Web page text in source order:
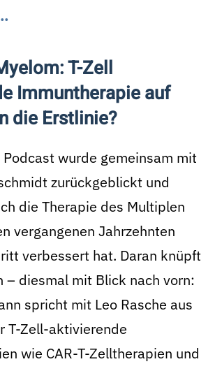
..
T-Zell
Immuntherapie auf
die Erstlinie?
wurde gemeinsam mit
zurückgeblickt und
die Therapie des Multiplen
vergangenen Jahrzehnten
verbessert hat. Daran knüpft
– diesmal mit Blick nach vorn:
spricht mit Leo Rasche aus
T-Zell-aktivierende
wie CAR-T-Zelltherapien und